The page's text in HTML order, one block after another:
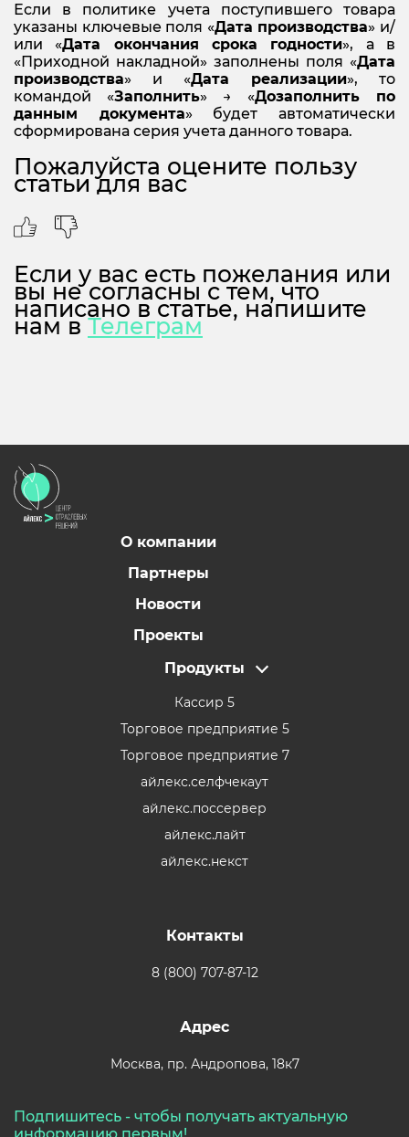
Если в политике учета поступившего товара
указаны ключевые поля «Дата производства» и/
или «Дата окончания срока годности», а в
«Приходной накладной» заполнены поля «Дата
производства» и «Дата реализации», то
командой «Заполнить» → «Дозаполнить по
данным документа» будет автоматически
сформирована серия учета данного товара.
Пожалуйста оцените пользу
статьи для вас
Если у вас есть пожелания или
вы не согласны с тем, что
написано в статье, напишите
нам вТелеграм
О компании
Партнеры
Новости
Проекты
Продукты
Кассир 5
Торговое предприятие 5
Торговое предприятие 7
айлекс.селфчекаут
айлекс.поссервер
айлекс.лайт
айлекс.некст
Контакты
8 (800) 707-87-12
Адрес
Москва,пр. Андропова, 18к7
Подпишитесь - чтобы получать актуальную